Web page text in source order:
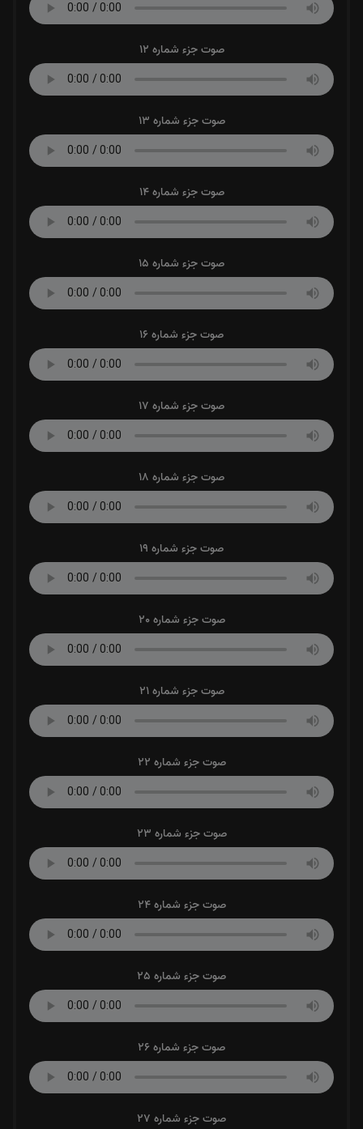
صوت جزء شماره 12
صوت جزء شماره 13
صوت جزء شماره 14
صوت جزء شماره 15
صوت جزء شماره 16
صوت جزء شماره 17
صوت جزء شماره 18
صوت جزء شماره 19
صوت جزء شماره 20
صوت جزء شماره 21
صوت جزء شماره 22
صوت جزء شماره 23
صوت جزء شماره 24
صوت جزء شماره 25
صوت جزء شماره 26
صوت جزء شماره 27